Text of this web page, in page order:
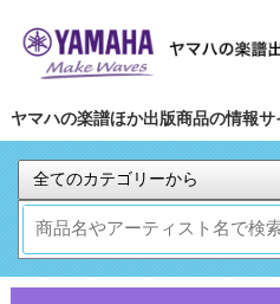
ヤマハの楽譜ほか出版商品の情報サ